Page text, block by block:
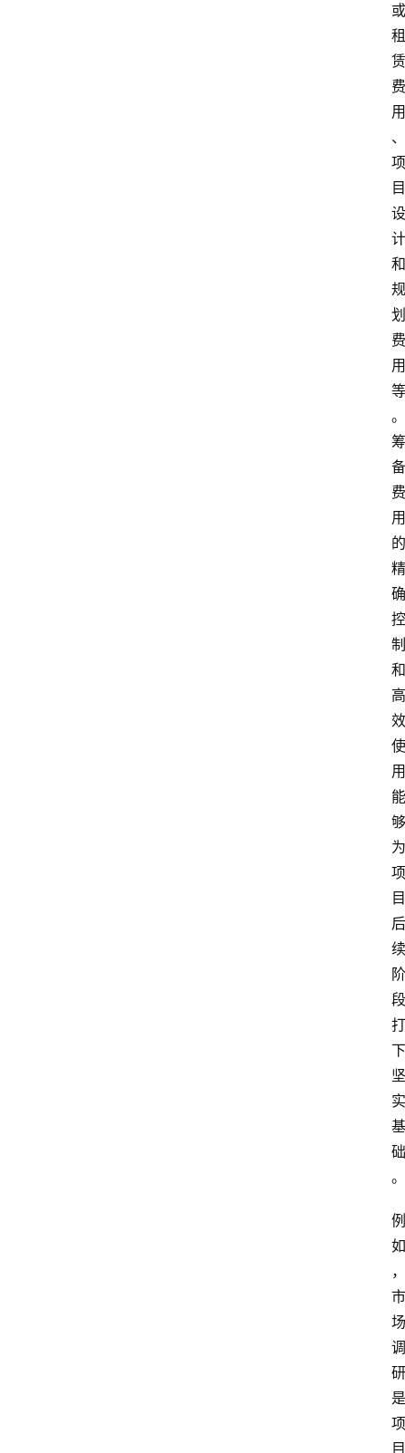
或
租
赁
费
用
、
项
目
设
计
和
规
划
费
用
等
。
筹
备
费
用
的
精
确
控
制
和
高
效
使
用
能
够
为
项
目
后
续
阶
段
打
下
坚
实
基
础
。
例
如
，
市
场
调
研
是
项
目